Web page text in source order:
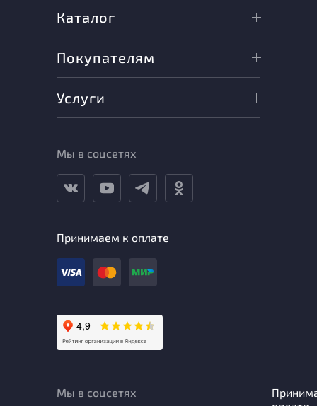
Каталог
Покупателям
Услуги
Мы в соцсетях
Принимаем к оплате
Мы в соцсетях